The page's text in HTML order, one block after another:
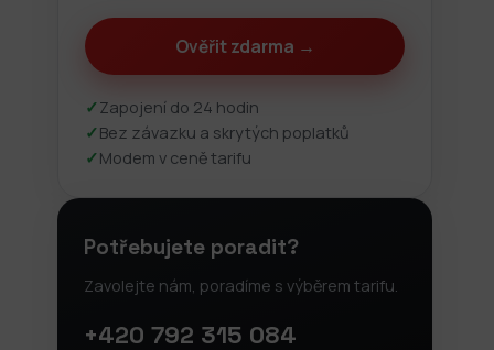
Ověřit zdarma →
✓Zapojení do 24 hodin
✓Bez závazku a skrytých poplatků
✓Modem v ceně tarifu
Potřebujete poradit?
Zavolejte nám, poradíme s výběrem tarifu.
+420 792 315 084